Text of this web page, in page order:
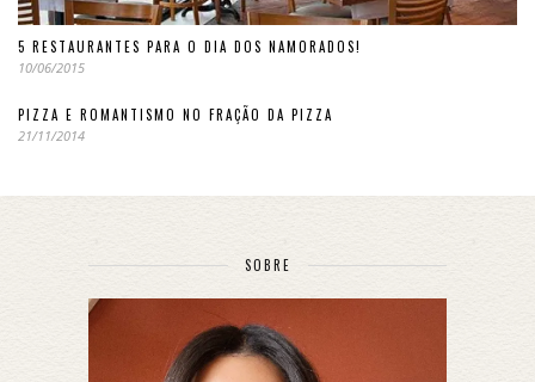
5 RESTAURANTES PARA O DIA DOS NAMORADOS!
10/06/2015
PIZZA E ROMANTISMO NO FRAÇÃO DA PIZZA
21/11/2014
SOBRE